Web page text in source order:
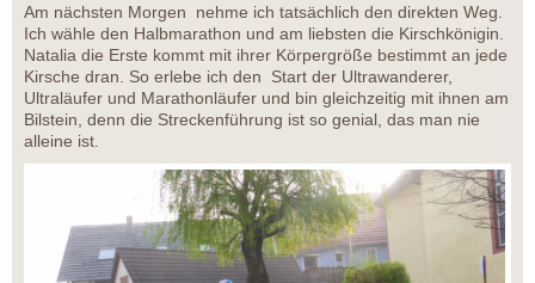
Am nächsten Morgen nehme ich tatsächlich den direkten Weg.
Ich wähle den Halbmarathon und am liebsten die Kirschkönigin.
Natalia die Erste kommt mit ihrer Körpergröße bestimmt an jede
Kirsche dran. So erlebe ich den Start der Ultrawanderer,
Ultraläufer und Marathonläufer und bin gleichzeitig mit ihnen am
Bilstein, denn die Streckenführung ist so genial, das man nie
alleine ist.